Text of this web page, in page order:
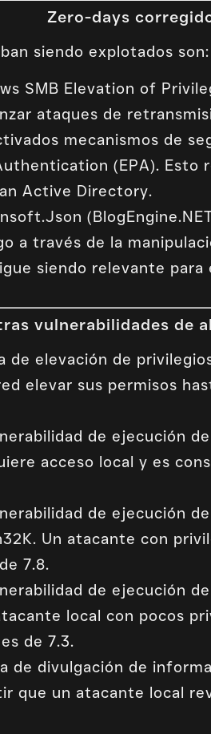
Zero-days
siendo explotados son:
SMB Elevation of
ataques de
mecanismos de
(EPA). Esto
Active Directory.
a través de la
siendo relevante
vulnerabilidades de
de elevación de
elevar sus permisos
de ejecución
acceso local y es
de ejecución
Un atacante con
7.8.
de ejecución
local con pocos
de 7.3.
de divulgación de
que un atacante local